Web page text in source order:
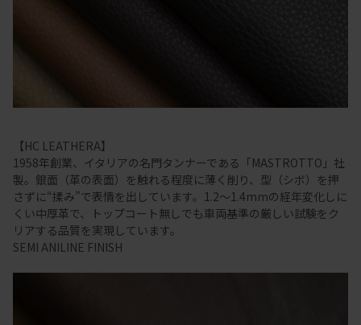
【HC LEATHERA】
1958年創業、イタリアの名門タンナーである「MASTROTTO」社
製。銀面（革の表面）を触れる程度に薄く削り、型（シボ）を押
さずに“揉み”で表情を出しています。1.2～1.4mmの経年変化しに
くい中厚革で、トップコート無しでも車両基準の厳しい試験をク
リアする品質を実現しています。
SEMI ANILINE FINISH